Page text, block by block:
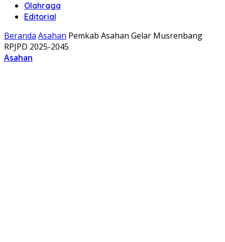
Olahraga
Editorial
Beranda Asahan Pemkab Asahan Gelar Musrenbang
RPJPD 2025-2045
Asahan